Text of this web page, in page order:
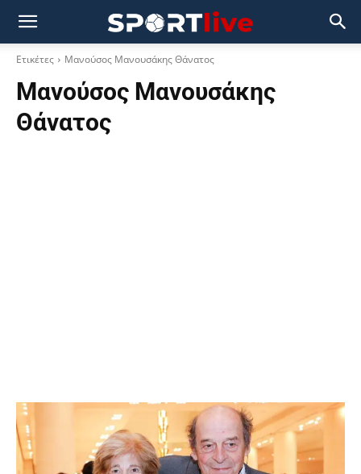
Ετικέτες Μανούσος Μανουσάκης Θάνατος
Μανούσος Μανουσάκης
Θάνατος